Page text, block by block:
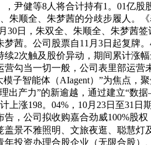
，尹健等8人将合计持有1。01亿
朱顺全、朱梦茜的分歧步履人。
30日，朱双全、朱顺全、朱梦茜
茜。公司股票自11月3日起复牌
续2次触及股价异动，期间累计涨
营勾当一切一般，公司表里部运
模子智能体（AIagent）”为焦点
出产力”的新逾越，通过建立“数
上涨198。04%，10月23日至31
告，公司拟收购嘉合劲威100%股
盖景不雅照明、文旅夜逛、聪慧灯
年投资办理合股企业（无限合股